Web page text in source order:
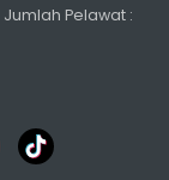
Jumlah Pelawat :